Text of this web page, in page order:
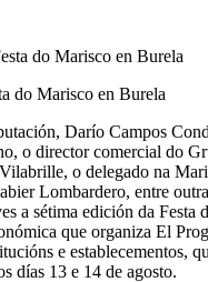
do Marisco en Burela
Darío Campos
o director comercial do
o delegado na
Lombardero, entre
a sétima edición da Festa
que organiza El
e establecementos,
días 13 e 14 de agosto.